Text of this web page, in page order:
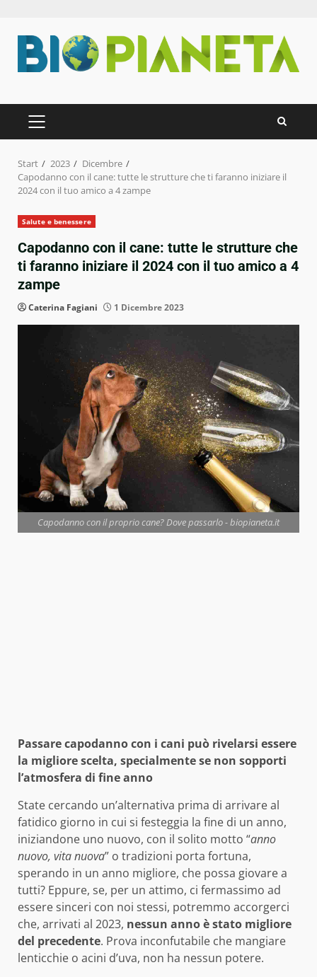
Inhalt
springen
PRIMÄRES
MENÜ
Start 2023
Dicembre
Capodanno con il cane: tutte le strutture che ti faranno iniziare il
2024 con il tuo amico a 4 zampe
Salute e benessere
Capodanno con il cane: tutte le strutture che
ti faranno iniziare il 2024 con il tuo amico a 4
zampe
Caterina Fagiani 1 Dicembre 2023
Capodanno con il proprio cane? Dove passarlo - biopianeta.it
Passare capodanno con i cani può rivelarsi essere
la migliore scelta, specialmente se non sopporti
l’atmosfera di fine anno
State cercando un’alternativa prima di arrivare al
fatidico giorno in cui si festeggia la fine di un anno,
iniziandone uno nuovo, con il solito motto “anno
nuovo, vita nuova” o tradizioni porta fortuna,
sperando in un anno migliore, che possa giovare a
tutti? Eppure, se, per un attimo, ci fermassimo ad
essere sinceri con noi stessi, potremmo accorgerci
che, arrivati al 2023, nessun anno è stato migliore
del precedente. Prova inconfutabile che mangiare
lenticchie o acini d’uva, non ha nessun potere.